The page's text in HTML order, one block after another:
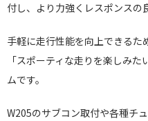
付し、より力強くレスポンスの
手軽に走行性能を向上できるた
「スポーティな走りを楽しみ
ムです。
W205のサブコン取付や各種チ